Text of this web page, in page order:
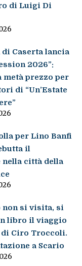
di Luigi Di
di Caserta lancia
2026”:
metà prezzo per
di “Un’Estate
per Lino Banfi
il
nella città della
non si visita, si
libro il viaggio
Ciro Troccoli.
a Scario